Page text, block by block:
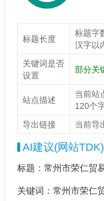
标题长度
标题字
汉字以
关键词是否
设置
部分关
站点描述
当前站
120个
导出链接
当前导
AI建议(网站TDK)
标题：常州市荣仁贸
关键词：常州市荣仁